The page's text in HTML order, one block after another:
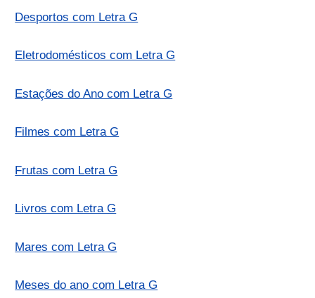
Desportos com Letra G
Eletrodomésticos com Letra G
Estações do Ano com Letra G
Filmes com Letra G
Frutas com Letra G
Livros com Letra G
Mares com Letra G
Meses do ano com Letra G